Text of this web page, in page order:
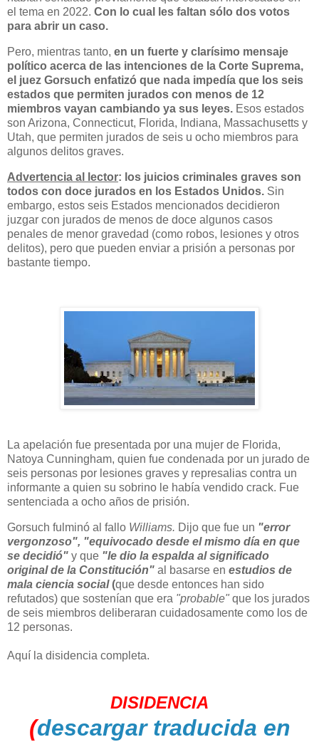
el tema en 2022. Con lo cual les faltan sólo dos votos
para abrir un caso.
Pero, mientras tanto, en un fuerte y clarísimo mensaje
político acerca de las intenciones de la Corte Suprema,
el juez Gorsuch enfatizó que nada impedía que los seis
estados que permiten jurados con menos de 12
miembros vayan cambiando ya sus leyes. Esos estados
son Arizona, Connecticut, Florida, Indiana, Massachusetts y
Utah, que permiten jurados de seis u ocho miembros para
algunos delitos graves.
Advertencia al lector: los juicios criminales graves son
todos con doce jurados en los Estados Unidos. Sin
embargo, estos seis Estados mencionados decidieron
juzgar con jurados de menos de doce algunos casos
penales de menor gravedad (como robos, lesiones y otros
delitos), pero que pueden enviar a prisión a personas por
bastante tiempo.
La apelación fue presentada por una mujer de Florida,
Natoya Cunningham, quien fue condenada por un jurado de
seis personas por lesiones graves y represalias contra un
informante a quien su sobrino le había vendido crack. Fue
sentenciada a ocho años de prisión.
Gorsuch fulminó al fallo Williams. Dijo que fue un "error
vergonzoso", "equivocado desde el mismo día en que
se decidió" y que "le dio la espalda al significado
original de la Constitución" al basarse en estudios de
mala ciencia social(que desde entonces han sido
refutados) que sostenían que era "probable" que los jurados
de seis miembros deliberaran cuidadosamente como los de
12 personas.
Aquí la disidencia completa.
DISIDENCIA
(descargar traducida en